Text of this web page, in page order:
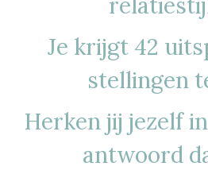
Je krijgt 42
stellingen
Herken jij jezelf
antwoord